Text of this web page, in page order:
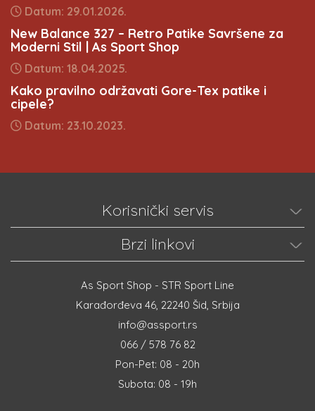
Datum: 29.01.2026.
New Balance 327 – Retro Patike Savršene za
Moderni Stil | As Sport Shop
Datum: 18.04.2025.
Kako pravilno održavati Gore-Tex patike i
cipele?
Datum: 23.10.2023.
Korisnički servis
Brzi linkovi
As Sport Shop - STR Sport Line
Karađorđeva 46, 22240 Šid, Srbija
info@assport.rs
066 / 578 76 82
Pon-Pet: 08 - 20h
Subota: 08 - 19h